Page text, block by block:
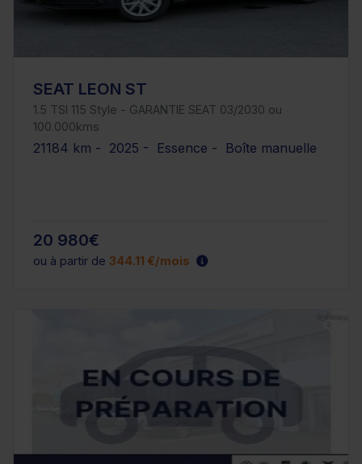
SEAT LEON ST
1.5 TSI 115 Style - GARANTIE SEAT 03/2030 ou
100.000kms
21184 km - 2025 - Essence - Boîte manuelle
20 980€
ou à partir de 344.11 €/mois